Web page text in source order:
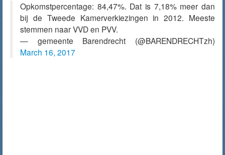
Opkomstpercentage: 84,47%. Dat is 7,18% meer dan
bij de Tweede Kamerverkiezingen in 2012. Meeste
stemmen naar VVD en PVV.
— gemeente Barendrecht (@BARENDRECHTzh)
March 16, 2017